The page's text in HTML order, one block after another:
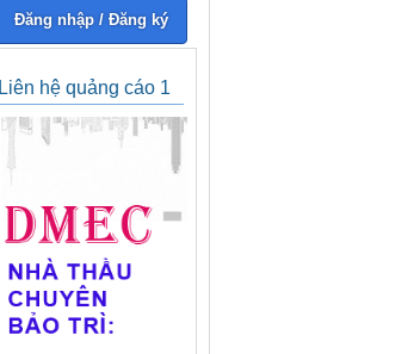
Đăng nhập / Đăng ký
Liên hệ quảng cáo 1